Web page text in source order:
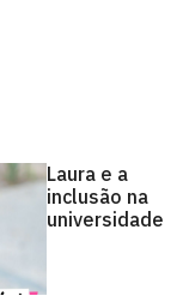
Laura e a
inclusão na
universidade